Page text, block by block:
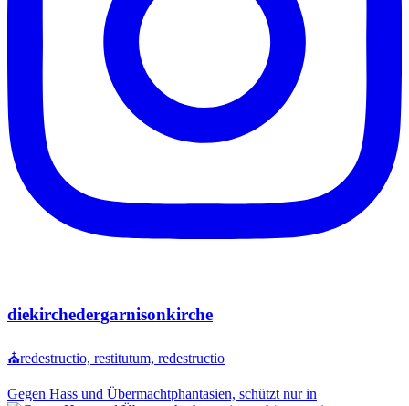
diekirchedergarnisonkirche
⛪redestructio, restitutum, redestructio
Gegen Hass und Übermachtphantasien, schützt nur in